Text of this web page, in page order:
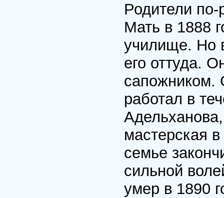
Родители
Мать в 1888
училище. Но
его оттуда.
сапожником.
работал в
Адельханова,
мастерская
семье
сильной
умер в 1890